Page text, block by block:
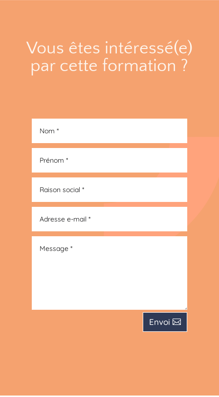
Vous êtes intéressé(e)
par cette formation ?
Envoi